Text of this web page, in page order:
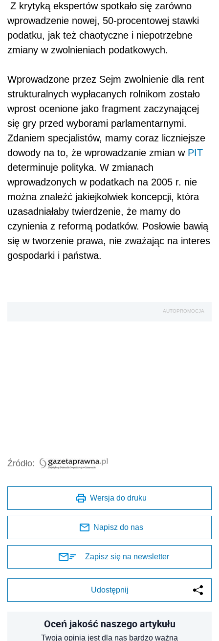
Z krytyką ekspertów spotkało się zarówno
wprowadzenie nowej, 50-procentowej stawki
podatku, jak też chaotyczne i niepotrzebne
zmiany w zwolnieniach podatkowych.
Wprowadzone przez Sejm zwolnienie dla rent
strukturalnych wypłacanych rolnikom zostało
wprost ocenione jako fragment zaczynającej
się gry przed wyborami parlamentarnymi.
Zdaniem specjalistów, mamy coraz liczniejsze
dowody na to, że wprowadzanie zmian w PIT
determinuje polityka. W zmianach
wprowadzonych w podatkach na 2005 r. nie
można znaleźć jakiejkolwiek koncepcji, która
uzasadniałaby twierdzenie, że mamy do
czynienia z reformą podatków. Posłowie bawią
się w tworzenie prawa, nie zważając na interes
gospodarki i państwa.
AUTOPROMOCJA
Źródło:
Wersja do druku
Napisz do nas
Zapisz się na newsletter
Udostępnij
Oceń jakość naszego artykułu
Twoja opinia jest dla nas bardzo ważna